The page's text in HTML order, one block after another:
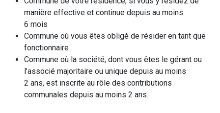
manière effective et continue depuis au moins
6 mois
Commune où vous êtes obligé de résider en tant que
fonctionnaire
Commune où la société, dont vous êtes le gérant ou
l’associé majoritaire ou unique depuis au moins
2 ans, est inscrite au rôle des contributions
communales depuis au moins 2 ans.